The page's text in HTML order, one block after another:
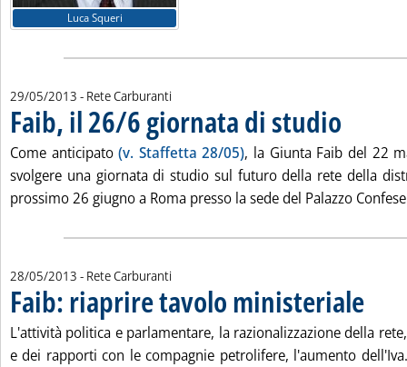
Luca Squeri
29/05/2013 - Rete Carburanti
Faib, il 26/6 giornata di studio
Come anticipato(v. Staffetta 28/05), la Giunta Faib del 22
svolgere una giornata di studio sul futuro della rete della
prossimo 26 giugno a Roma presso la sede del Palazzo
28/05/2013 - Rete Carburanti
Faib: riaprire tavolo ministeriale
L'attività politica e parlamentare, la razionalizzazione della
e dei rapporti con le compagnie petrolifere, l'aumento